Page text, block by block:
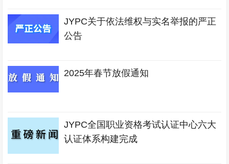
JYPC关于依法维权与实名举报的严正
公告
2025年春节放假通知
JYPC全国职业资格考试认证中心六大
认证体系构建完成